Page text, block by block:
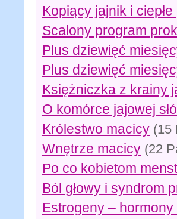
Kopiący jajnik i
Scalony program
Plus dziewięć
Plus dziewięć
Księżniczka z krainy
O komórce jajowej
Królestwo macicy (15
Wnętrze macicy (22
Po co kobietom
Ból głowy i syndrom
Estrogeny –